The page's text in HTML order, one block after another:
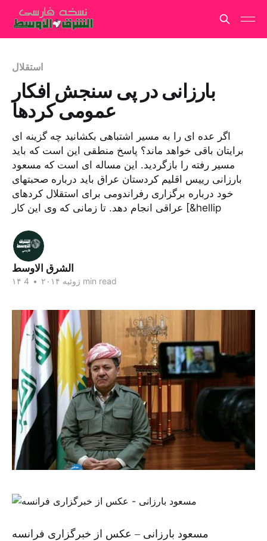
استقلال
بارزانی در پی سنجش افکار
عمومی کردها
اگر عده ای را به مسیر اشتباهی بکشانید چه گزینه ای
برایتان باقی خواهد ماند؟ پاسخ منطقی این است که باید
مسیر رفته را بازگردید. این مساله ای است که مسعود
بارزانی رییس اقلیم کردستان عراق باید درباره صحبتهای
خود درباره برگزاری رفراندومی برای استقلال کردهای
عراقی انجام دهد. تا زمانی که وی این کار [&hellip
الشرق الاوسط
۱۴ ژوئیه ۲۰۱۴ • 4 min read
مسعود بارزانی – عکس از خبرگزاری فرانسه